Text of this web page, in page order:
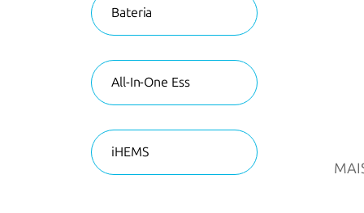
Bateria
All-In-One Ess
iHEMS